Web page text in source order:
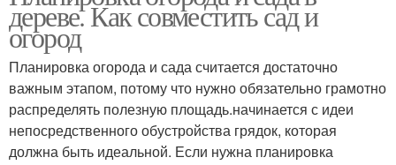
дереве. Как совместить сад и
огород
Планировка огорода и сада считается достаточно
важным этапом, потому что нужно обязательно грамотно
распределять полезную площадь.начинается с идеи
непосредственного обустройства грядок, которая
должна быть идеальной. Если нужна планировка